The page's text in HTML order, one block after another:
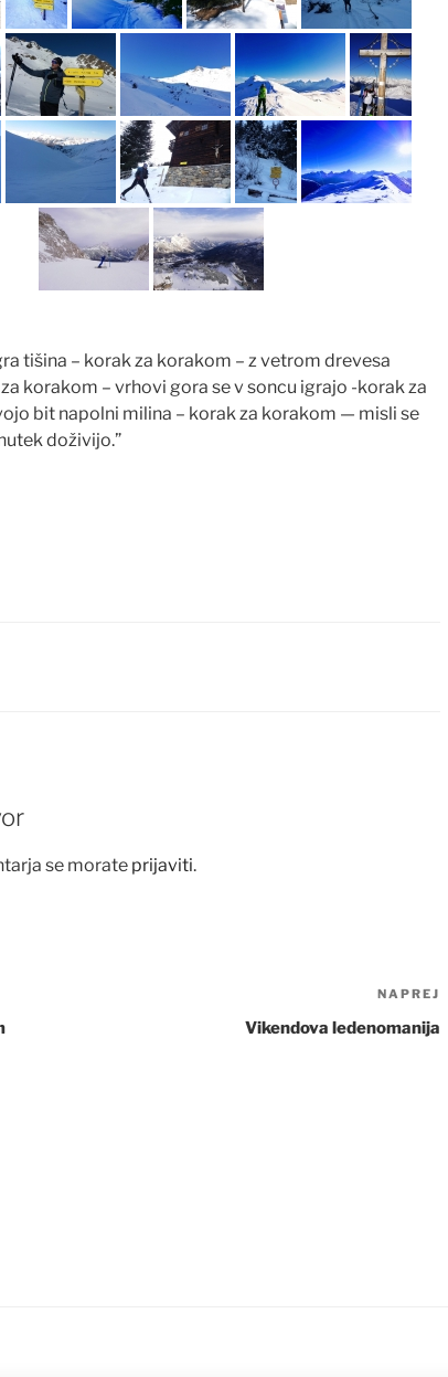
tišina – korak za korakom – z vetrom drevesa
korakom – vrhovi gora se v soncu igrajo -korak za
bit napolni milina – korak za korakom — misli se
doživijo.”
se morate prijaviti.
NAPREJ
Vikendova ledenomanija